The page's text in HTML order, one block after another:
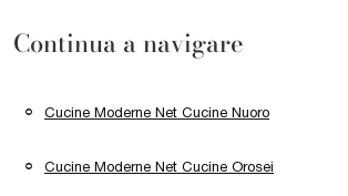
Continua a navigare
Cucine Moderne Net Cucine Nuoro
Cucine Moderne Net Cucine Orosei